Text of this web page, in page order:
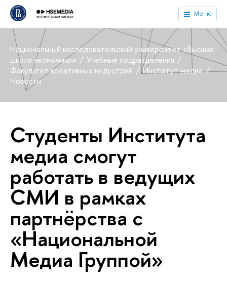
Меню
Национальный исследовательский университет «Высшая
школа экономики»
Учебные подразделения
Факультет креативных индустрий
Институт медиа
Новости
Студенты Института
медиа смогут
работать в ведущих
СМИ в рамках
партнёрства с
«Национальной
Медиа Группой»